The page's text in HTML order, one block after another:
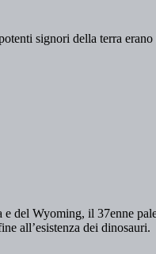
signori della terra
del Wyoming, il 37enne
all’esistenza dei dinosauri.